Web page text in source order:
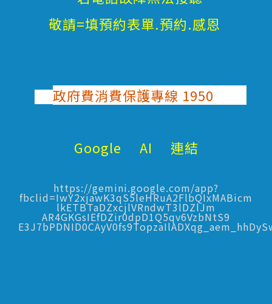
敬請=填預約表單.預約.感恩
政府費消費保護專線 1950
Google AI 連結
https://gemini.google.com/app?
fbclid=IwY2xjawK3qS5leHRuA2FlbQIxMABicm
lkETBTaDZxcjlVRndwT3lDZlJm
AR4GKGsIEfDZir0dpD1Q5qv6VzbNtS9